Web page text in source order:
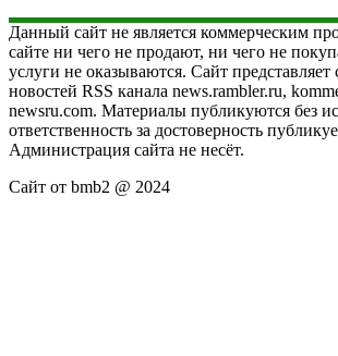
Данный сайт не является коммерческим
сайте ни чего не продают, ни чего не
услуги не оказываются. Сайт представляет
новостей RSS канала news.rambler.ru,
newsru.com. Материалы публикуются без
ответственность за достоверность
Администрация сайта не несёт.
Сайт от bmb2 @ 2024